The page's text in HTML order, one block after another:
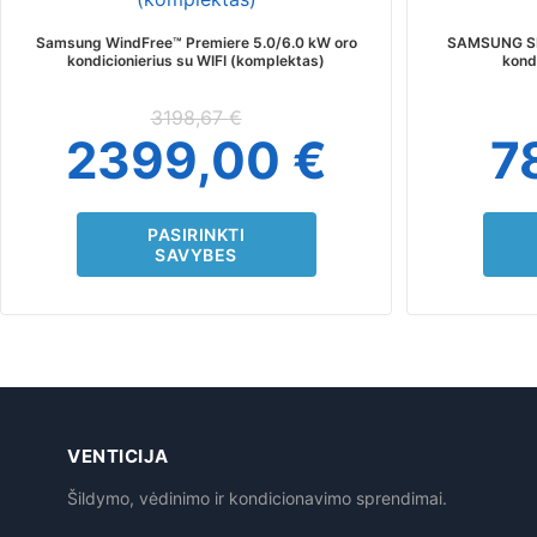
Samsung WindFree™ Premiere 5.0/6.0 kW oro
kondicionierius su WIFI (komplektas)
3198,67€
2399,00 €
PASIRINKTI
SAVYBES
variants.
The
options
be
chosen
on
the
page
SAMSUNG
VENTICIJA
Šildymo, vėdinimo ir kondicionavimo sprendimai.